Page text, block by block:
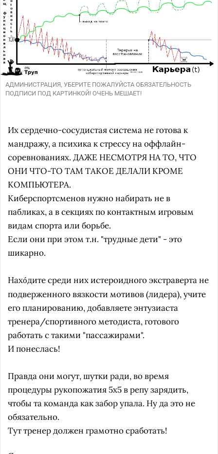
АДМИНИСТРАЦИЯ, УБЕРИТЕ ПОЖАЛУЙСТА ОБЯЗАТЕЛЬНОСТЬ
ПОДПИСИ ПОД КАРТИНКОЙ! ОЧЕНЬ МЕШАЕТ!
Их сердечно-сосудистая система не готова к
мандражу, а психика к стрессу на оффлайн-
соревнованиях. ДАЖЕ НЕСМОТРЯ НА ТО, ЧТО
ОНИ ЧТО-ТО ТАМ ТАКОЕ ДЕЛАЛИ КРОМЕ
КОМПЬЮТЕРА.
Киберспортсменов нужно набирать не в
пабликах, а в секциях по контактным игровым
видам спорта или борьбе.
Если они при этом т.н. "трудные дети" - это
шикарно.
Нахóдите среди них истероидного экстраверта не
подверженного вязкости мотивов (лидера), учите
его планированию, добавляете энтузиаста
тренера/спортивного методиста, готового
работать с такими "пассажирами".
И понеслась!
Правда они могут, шутки ради, во время
процедуры рукопожатия 5х5 в репу зарядить,
чтобы та команда как забор упала. Ну да это не
обязательно.
Тут тренер должен грамотно сработать!